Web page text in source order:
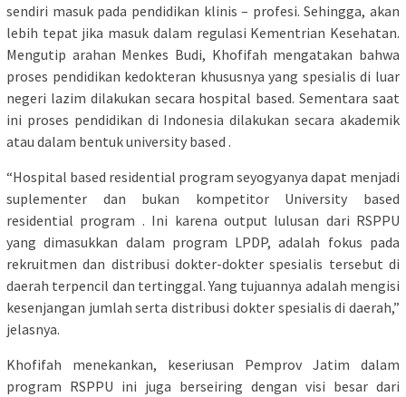
sendiri masuk pada pendidikan klinis – profesi. Sehingga, akan
lebih tepat jika masuk dalam regulasi Kementrian Kesehatan.
Mengutip arahan Menkes Budi, Khofifah mengatakan bahwa
proses pendidikan kedokteran khususnya yang spesialis di luar
negeri lazim dilakukan secara hospital based. Sementara saat
ini proses pendidikan di Indonesia dilakukan secara akademik
atau dalam bentuk university based .
“Hospital based residential program seyogyanya dapat menjadi
suplementer dan bukan kompetitor University based
residential program . Ini karena output lulusan dari RSPPU
yang dimasukkan dalam program LPDP, adalah fokus pada
rekruitmen dan distribusi dokter-dokter spesialis tersebut di
daerah terpencil dan tertinggal. Yang tujuannya adalah mengisi
kesenjangan jumlah serta distribusi dokter spesialis di daerah,”
jelasnya.
Khofifah menekankan, keseriusan Pemprov Jatim dalam
program RSPPU ini juga berseiring dengan visi besar dari